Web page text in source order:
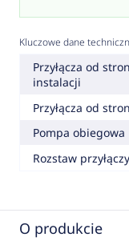
Kluczowe dane
Przyłącza od
instalacji
Przyłącza od
Pompa obiegowa
Rozstaw przyłączy
O produkcie